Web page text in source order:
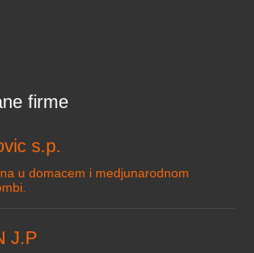
firme
s.p.
u domacem i medjunarodnom
J.P